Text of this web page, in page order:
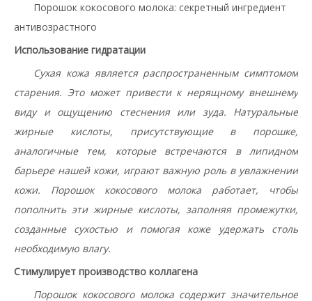
Порошок кокосового молока: секретный ингредиент
антивозрастного
Использование гидратации
Сухая кожа является распространенным симптомом
старения. Это может привести к нерящному внешнему
виду и ощущению стеснения или зуда. Натуральные
жирные кислоты, присутствующие в порошке,
аналогичные тем, которые встречаются в липидном
барьере нашей кожи, играют важную роль в увлажнении
кожи. Порошок кокосового молока работает, чтобы
пополнить эти жирные кислоты, заполняя промежутки,
созданные сухостью и помогая коже удержать столь
необходимую влагу.
Стимулирует производство коллагена
Порошок кокосового молока содержит значительное